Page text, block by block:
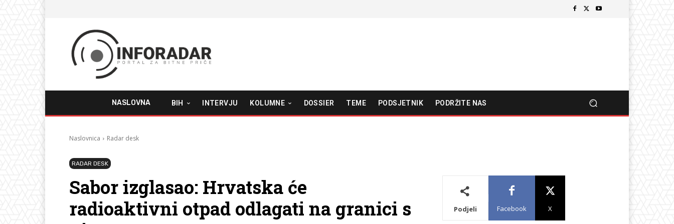
NASLOVNA BIH INTERVJU KOLUMNE DOSSIER TEME PODSJETNIK PODRŽITE NAS
Naslovnica Radar desk
RADAR DESK
Sabor izglasao: Hrvatska će
radioaktivni otpad odlagati na granici s
Podjeli Facebook X